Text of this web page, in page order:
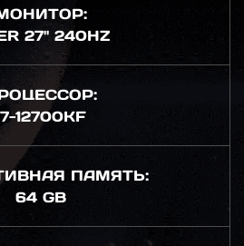
27" 240HZ
12700KF
ПАМЯТЬ:
64 GB